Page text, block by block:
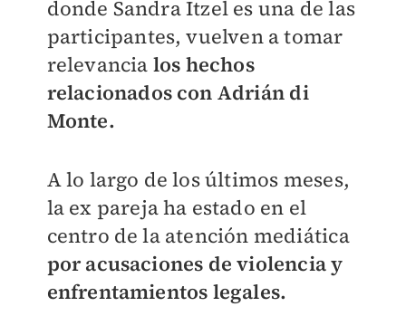
donde Sandra Itzel es una de las
participantes, vuelven a tomar
relevancia los hechos
relacionados con Adrián di
Monte.
A lo largo de los últimos meses,
la ex pareja ha estado en el
centro de la atención mediática
por acusaciones de violencia y
enfrentamientos legales.